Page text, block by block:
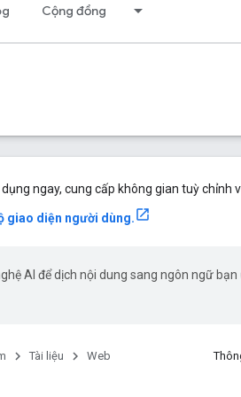
Cộng đồng
ngay, cung cấp không gian tuỳ chỉnh
giao diện người dùng.
AI để dịch nội dung sang ngôn ngữ
Tài liệu
Web